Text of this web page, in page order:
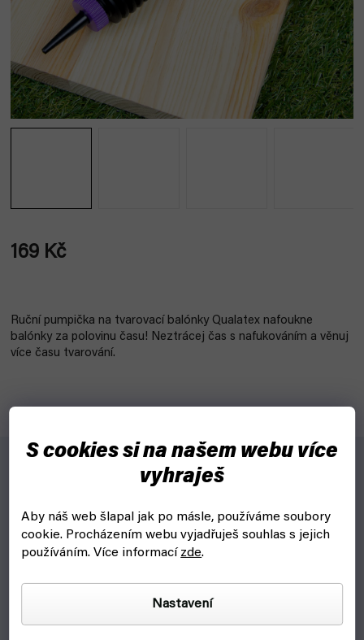
S cookies si na našem webu více
vyhraješ
Aby náš web šlapal jak po másle, používáme soubory
cookie. Procházením webu vyjadřuješ souhlas s jejich
používáním. Více informacízde.
Nastavení
169 Kč
Ruční pumpička na tvarovací balónky Qualatex nafoukne
balónky za polovinu času! Neztrácej čas s nafukováním a věnuj
více času tvarování.
Pumpička nafukupuje balónek při směru tam i zpět